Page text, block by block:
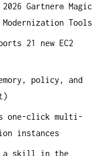
Gartner® Magic
Modernization Tools
21 new EC2
policy, and
one-click multi-
instances
a skill in the